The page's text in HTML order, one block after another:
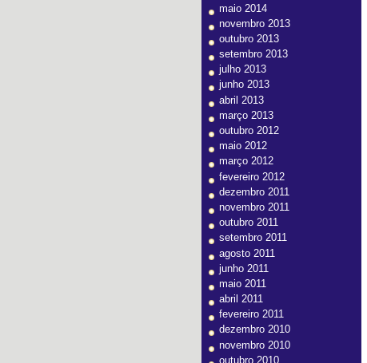
maio 2014
novembro 2013
outubro 2013
setembro 2013
julho 2013
junho 2013
abril 2013
março 2013
outubro 2012
maio 2012
março 2012
fevereiro 2012
dezembro 2011
novembro 2011
outubro 2011
setembro 2011
agosto 2011
junho 2011
maio 2011
abril 2011
fevereiro 2011
dezembro 2010
novembro 2010
outubro 2010